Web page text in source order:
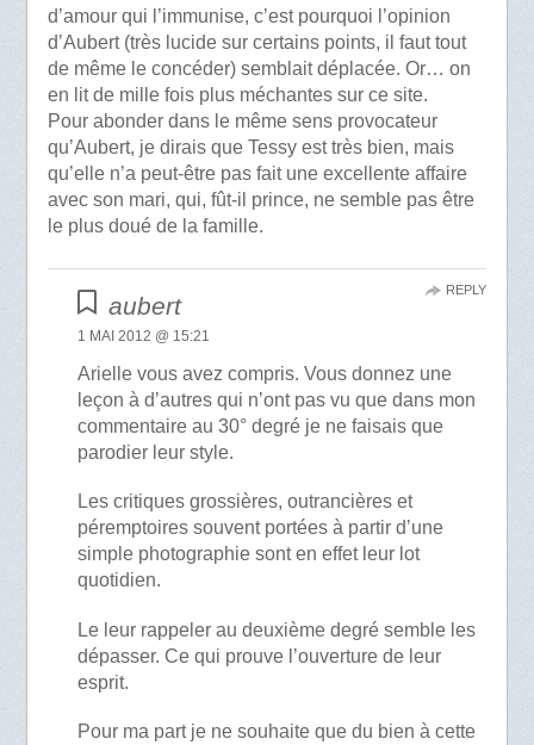
d’amour qui l’immunise, c’est pourquoi l’opinion
d’Aubert (très lucide sur certains points, il faut tout
de même le concéder) semblait déplacée. Or… on
en lit de mille fois plus méchantes sur ce site.
Pour abonder dans le même sens provocateur
qu’Aubert, je dirais que Tessy est très bien, mais
qu’elle n’a peut-être pas fait une excellente affaire
avec son mari, qui, fût-il prince, ne semble pas être
le plus doué de la famille.
aubert
1 MAI 2012 @ 15:21
Arielle vous avez compris. Vous donnez une
leçon à d’autres qui n’ont pas vu que dans mon
commentaire au 30° degré je ne faisais que
parodier leur style.
Les critiques grossières, outrancières et
péremptoires souvent portées à partir d’une
simple photographie sont en effet leur lot
quotidien.
Le leur rappeler au deuxième degré semble les
dépasser. Ce qui prouve l’ouverture de leur
esprit.
Pour ma part je ne souhaite que du bien à cette
REPLY